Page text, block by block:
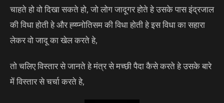
चाहते हो वो दिखा सकते हो, जो लोग जादूगर होते हे उसके पास इंद्रजाल
की विधा होती हे और ह्य्प्नोतिसम की विधा होती हे इस विधा का सहारा
लेकर वो जादू का खेल करते हे,
तो चलिए विस्तार से जानते हे मंत्र से मच्छी पैदा कैसे करते हे उसके बारे
में विस्तार से चर्चा करते हे,